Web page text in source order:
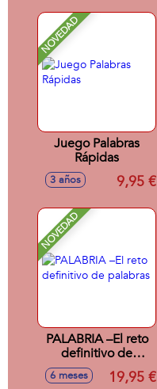
NOVEDAD
Juego Palabras
Rápidas
3 años 9,95 €
NOVEDAD
PALABRIA –El reto
definitivo de
palabras
6 meses 19,95 €